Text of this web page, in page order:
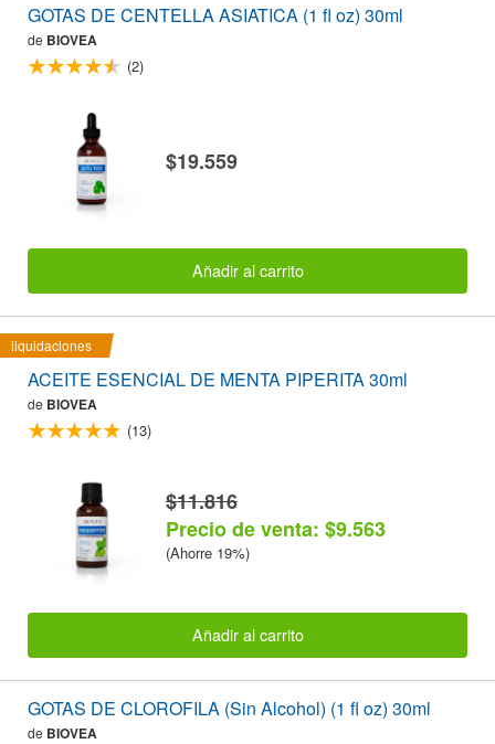
GOTAS DE CENTELLA ASIATICA (1 fl oz) 30ml
de BIOVEA
(2)
$19.559
Añadir al carrito
liquidaciones
ACEITE ESENCIAL DE MENTA PIPERITA 30ml
de BIOVEA
(13)
$11.816
Precio de venta: $9.563
(Ahorre 19%)
Añadir al carrito
GOTAS DE CLOROFILA (Sin Alcohol) (1 fl oz) 30ml
de BIOVEA